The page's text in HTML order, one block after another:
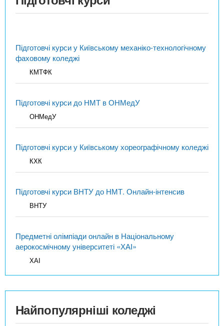
Підготовчі курси у Київському механіко-технологічному
фаховому коледжі
КМТФК
Підготовчі курси до НМТ в ОНМедУ
ОНМедУ
Підготовчі курси у Київському хореографічному коледжі
КХК
Підготовчі курси ВНТУ до НМТ. Онлайн-інтенсив
ВНТУ
Предметні олімпіади онлайн в Національному
аерокосмічному університеті «ХАІ»
ХАІ
Найпопулярніші коледжі